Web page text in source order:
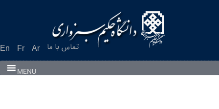
En Fr Ar تماس با ما
MENU